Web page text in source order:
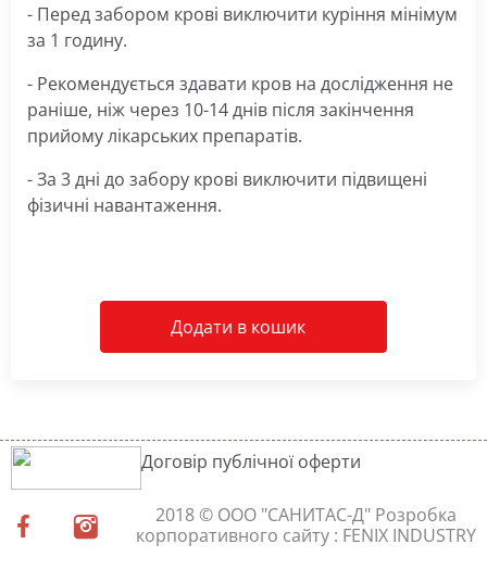
- Перед забором крові виключити куріння мінімум
за 1 годину.
- Рекомендується здавати кров на дослідження не
раніше, ніж через 10-14 днів після закінчення
прийому лікарських препаратів.
- За 3 дні до забору крові виключити підвищені
фізичні навантаження.
Додати в кошик
Договір публічної оферти
2018 © ООО "САНИТАС-Д" Розробка
корпоративного сайту : FENIX INDUSTRY